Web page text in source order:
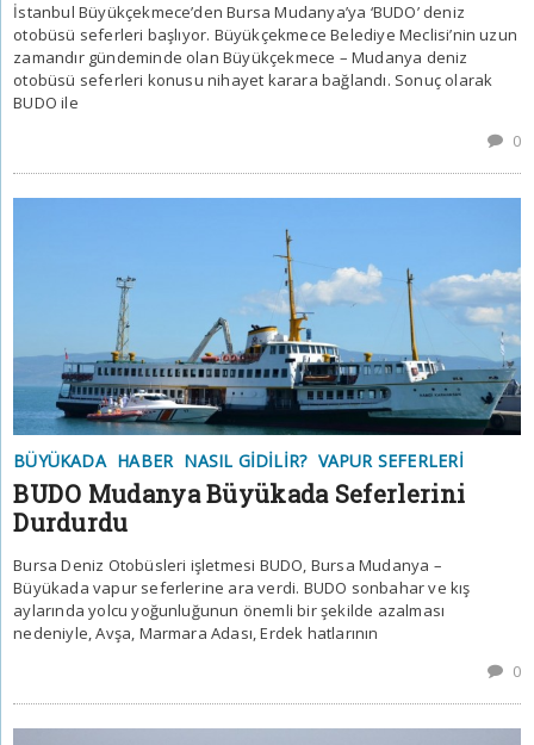
İstanbul Büyükçekmece’den Bursa Mudanya’ya ‘BUDO’ deniz
otobüsü seferleri başlıyor. Büyükçekmece Belediye Meclisi’nin uzun
zamandır gündeminde olan Büyükçekmece – Mudanya deniz
otobüsü seferleri konusu nihayet karara bağlandı. Sonuç olarak
BUDO ile
0
BÜYÜKADA HABER NASIL GIDILIR? VAPUR SEFERLERI
BUDO Mudanya Büyükada Seferlerini
Durdurdu
Bursa Deniz Otobüsleri işletmesi BUDO, Bursa Mudanya –
Büyükada vapur seferlerine ara verdi. BUDO sonbahar ve kış
aylarında yolcu yoğunluğunun önemli bir şekilde azalması
nedeniyle, Avşa, Marmara Adası, Erdek hatlarının
0